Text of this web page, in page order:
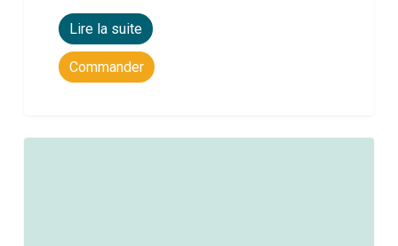
Lire la suite
Commander